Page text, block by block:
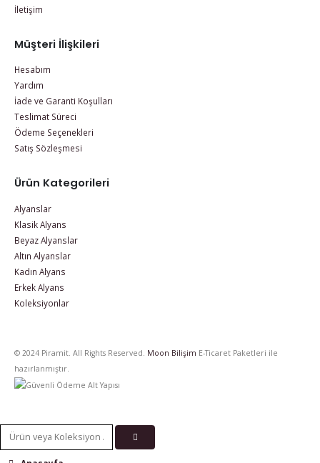
İletişim
Müşteri İlişkileri
Hesabım
Yardım
İade ve Garanti Koşulları
Teslimat Süreci
Ödeme Seçenekleri
Satış Sözleşmesi
Ürün Kategorileri
Alyanslar
Klasik Alyans
Beyaz Alyanslar
Altın Alyanslar
Kadın Alyans
Erkek Alyans
Koleksiyonlar
© 2024 Piramit. All Rights Reserved. Moon Bilişim E-Ticaret Paketleri ile
hazırlanmıştır.